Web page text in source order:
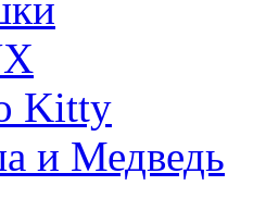
Kitty
и Медведь